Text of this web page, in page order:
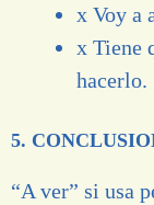
x Voy a
x Tiene
hacerlo.
5.
“A ver” si usa